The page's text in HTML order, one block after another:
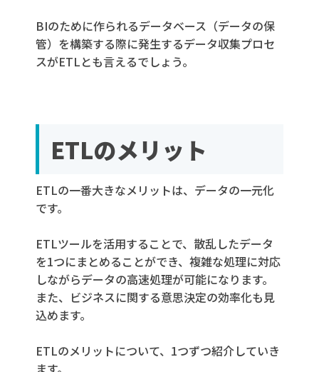
BIのために作られるデータベース（データの保
管）を構築する際に発生するデータ収集プロセ
スがETLとも言えるでしょう。
ETLのメリット
ETLの一番大きなメリットは、データの一元化
です。
ETLツールを活用することで、散乱したデータ
を1つにまとめることができ、複雑な処理に対応
しながらデータの高速処理が可能になります。
また、ビジネスに関する意思決定の効率化も見
込めます。
ETLのメリットについて、1つずつ紹介していき
ます。